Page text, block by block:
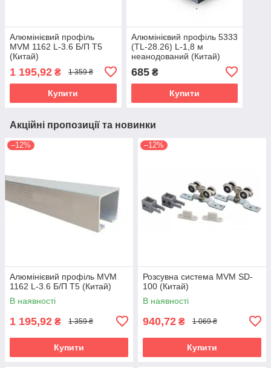
Алюмінієвий профіль
MVM 1162 L-3.6 Б/П T5
(Китай)
1 195,92 ₴ 1 359 ₴
Купити
Алюмінієвий профіль 5333
(TL-28.26) L-1,8 м
неанодований (Китай)
685₴
Купити
Акційні пропозиції та новинки
–12%
Алюмінієвий профіль MVM
1162 L-3.6 Б/П T5 (Китай)
В наявності
1 195,92 ₴ 1 359 ₴
Купити
–12%
Розсувна система MVM SD-
100 (Китай)
В наявності
940,72 ₴ 1 069 ₴
Купити